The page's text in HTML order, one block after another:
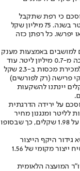
כי רפת שתקבל
מענקים תהיה חייבת לייצר לפחות 1.2 מיליון ליטר בשנה. 75 מיליון שקל
יפרשו. כל רפתן כזה
למושבים באמצעות מענק
פרישה חד פעמי ואחיד לרפתנים שמכסתם נמוכה מ-0.7 מיליון ליטר. עוד
הוסכם כי 50 מיליון שקל יוקצו להבטחת מחיר למכירת מכסות ב-2.3 שקל
מענקי פרישה (רק לפורשים)
בנוסף, 182 מיליון שקלים יינתנו להשקעות
על ירידה הדרגתית
עד לשנת 2025 ב-23 אגורות לליטר ומנגנון מחיר
המטרה הקיים יישמר. כיום מחיר המטרה עומד על 1.98 שקלים, כך שבסופו
גידור היקף הייצור
המקומי. החקלאים התעקשו על מנגנון אשר יבטיח ייצור מקומי של 1.56
המועצה הלאומית